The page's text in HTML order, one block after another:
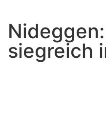
siegreich